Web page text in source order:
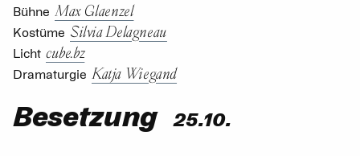
Bühne Max Glaenzel
Kostüme Silvia Delagneau
Licht cube.bz
Dramaturgie Katja Wiegand
Besetzung 25.10.